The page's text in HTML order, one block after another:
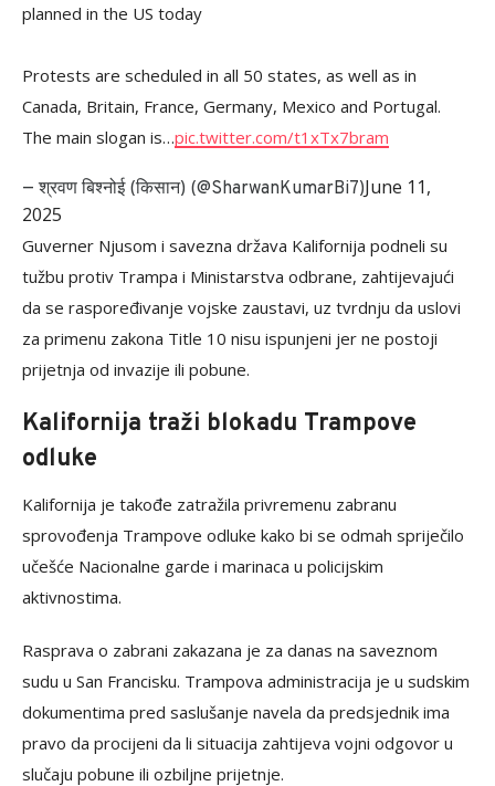
planned in the US today
Protests are scheduled in all 50 states, as well as in
Canada, Britain, France, Germany, Mexico and Portugal.
The main slogan is…pic.twitter.com/t1xTx7bram
— श्रवण बिश्नोई (किसान) (@SharwanKumarBi7)June 11,
2025
Guverner Njusom i savezna država Kalifornija podneli su
tužbu protiv Trampa i Ministarstva odbrane, zahtijevajući
da se raspoređivanje vojske zaustavi, uz tvrdnju da uslovi
za primenu zakona Title 10 nisu ispunjeni jer ne postoji
prijetnja od invazije ili pobune.
Kalifornija traži blokadu Trampove
odluke
Kalifornija je takođe zatražila privremenu zabranu
sprovođenja Trampove odluke kako bi se odmah spriječilo
učešće Nacionalne garde i marinaca u policijskim
aktivnostima.
Rasprava o zabrani zakazana je za danas na saveznom
sudu u San Francisku. Trampova administracija je u sudskim
dokumentima pred saslušanje navela da predsjednik ima
pravo da procijeni da li situacija zahtijeva vojni odgovor u
slučaju pobune ili ozbiljne prijetnje.